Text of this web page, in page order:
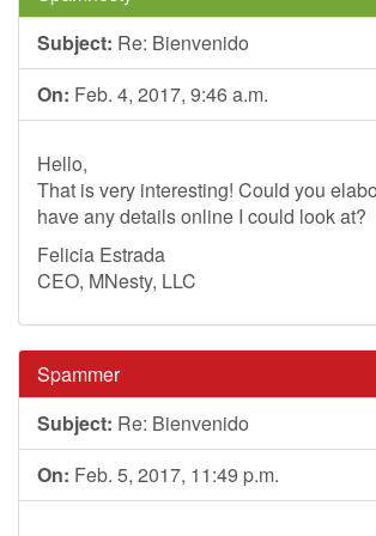
Subject: Re: Bienvenido
On: Feb. 4, 2017, 9:46 a.m.
Hello,
That is very interesting! Could you
have any details online I could look at?
Felicia Estrada
CEO, MNesty, LLC
Spammer
Subject: Re: Bienvenido
On: Feb. 5, 2017, 11:49 p.m.